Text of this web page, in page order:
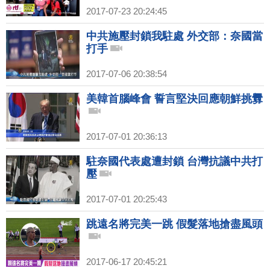
2017-07-23 20:24:45
中共施壓封鎖我駐處 外交部：奈國當
打手
2017-07-06 20:38:54
美韓首腦峰會 誓言堅決回應朝鮮挑釁
2017-07-01 20:36:13
駐奈國代表處遭封鎖 台灣抗議中共打
壓
2017-07-01 20:25:43
跳遠名將完美一跳 假髮落地搶盡風頭
2017-06-17 20:45:21